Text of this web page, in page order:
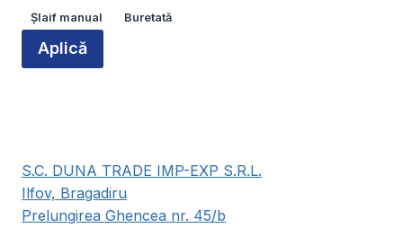
Tip
rolă
Șlaif manual Buretată
Aplică
S.C. DUNA TRADE IMP-EXP S.R.L.
Ilfov, Bragadiru
Prelungirea Ghencea nr. 45/b